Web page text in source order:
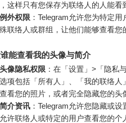
这样只有您保存为联络人的人能看
外权限 ：Telegram允许您为特定
联络人或群组，让他们能够查看您
能查看我的头像与简介
像隐私权限 ：在「设置」>「隐私
项包括「所有人」、「我的联络
看您的照片，或者完全隐藏您的头
介资讯 ：Telegram允许您隐藏或
许联络人或特定的用户查看您的个